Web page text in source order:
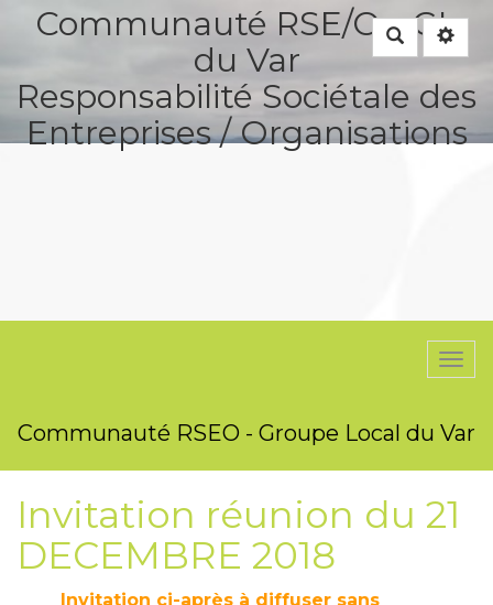
Rechercher
Communauté RSE/O - GL
du Var
Responsabilité Sociétale des
Entreprises / Organisations
Communauté RSEO - Groupe Local du Var
Invitation réunion du 21
DECEMBRE 2018
Invitation ci-après à diffuser sans